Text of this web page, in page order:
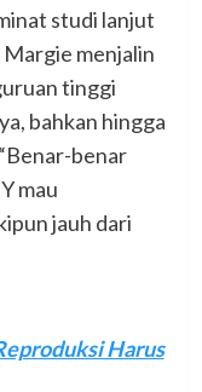
studi lanjut
menjalin
tinggi
bahkan hingga
benar
mau
jauh dari
Harus